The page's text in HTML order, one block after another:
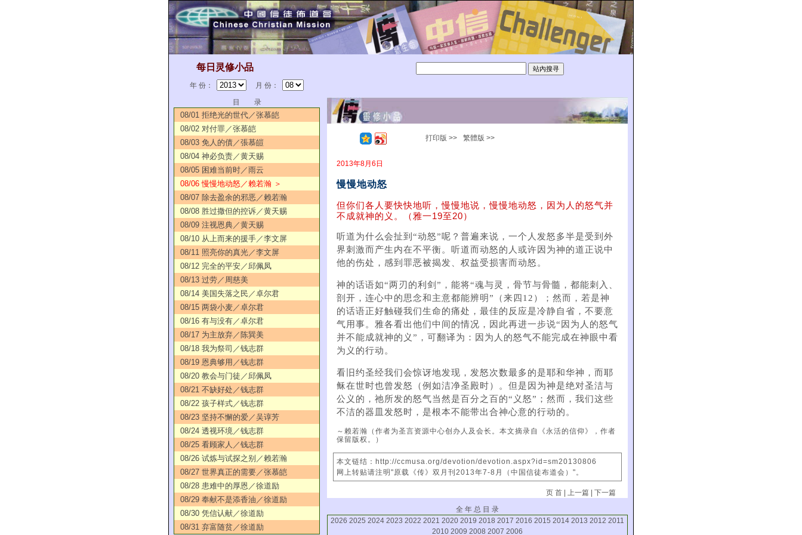
每日灵修小品
年 份：
月 份：
目 录
08/01 拒绝光的世代／张慕皑
08/02 对付罪／张慕皑
08/03 免人的債／張慕皚
08/04 神必负责／黄天赐
08/05 困难当前时／雨云
08/06 慢慢地动怒／赖若瀚 ＞
08/07 除去盈余的邪恶／赖若瀚
08/08 胜过撒但的控诉／黄天赐
08/09 注视恩典／黄天赐
08/10 从上而来的援手／李文屏
08/11 照亮你的真光／李文屏
08/12 完全的平安／邱佩凤
08/13 过劳／周慈美
08/14 美国失落之民／卓尔君
08/15 两袋小麦／卓尔君
08/16 有与没有／卓尔君
08/17 为主放弃／陈巽美
08/18 我为祭司／钱志群
08/19 恩典够用／钱志群
08/20 教会与门徒／邱佩凤
08/21 不缺好处／钱志群
08/22 孩子样式／钱志群
08/23 坚持不懈的爱／吴谆芳
08/24 透视环境／钱志群
08/25 看顾家人／钱志群
08/26 试炼与试探之别／赖若瀚
08/27 世界真正的需要／张慕皑
08/28 患难中的厚恩／徐道励
08/29 奉献不是添香油／徐道励
08/30 凭信认献／徐道励
08/31 弃富随贫／徐道励
打印版 >> 繁體版 >>
2013年8月6日
慢慢地动怒
但你们各人要快快地听，慢慢地说，慢慢地动怒，因为人的怒气并
不成就神的义。（雅一19至20）
听道为什么会扯到“动怒”呢？普遍来说，一个人发怒多半是受到外
界刺激而产生内在不平衡。听道而动怒的人或许因为神的道正说中
他的伤处，感到罪恶被揭发、权益受损害而动怒。
神的话语如“两刃的利剑”，能将“魂与灵，骨节与骨髓，都能刺入、
剖开，连心中的思念和主意都能辨明”（来四12）；然而，若是神
的话语正好触碰我们生命的痛处，最佳的反应是冷静自省，不要意
气用事。雅各看出他们中间的情况，因此再进一步说“因为人的怒气
并不能成就神的义”，可翻译为：因为人的怒气不能完成在神眼中看
为义的行动。
看旧约圣经我们会惊讶地发现，发怒次数最多的是耶和华神，而耶
稣在世时也曾发怒（例如洁净圣殿时）。但是因为神是绝对圣洁与
公义的，祂所发的怒气当然是百分之百的“义怒”；然而，我们这些
不洁的器皿发怒时，是根本不能带出合神心意的行动的。
～赖若瀚（作者为圣言资源中心创办人及会长。本文摘录自《永活的信仰》，作者
保留版权。）
本文链结：http://ccmusa.org/devotion/devotion.aspx?id=sm20130806
网上转贴请注明"原载《传》双月刊2013年7-8月（中国信徒布道会）"。
页 首 |上一篇 |下一篇
全 年 总 目 录
2026 2025 2024 2023 2022 2021 2020 2019 2018 2017 2016 2015 2014 2013 2012 2011
2010 2009 2008 2007 2006